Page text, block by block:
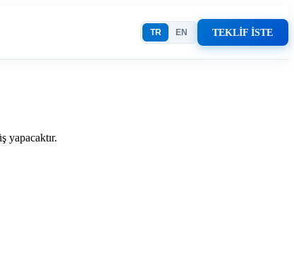
TR EN TEKLİF İSTE
yapacaktır.